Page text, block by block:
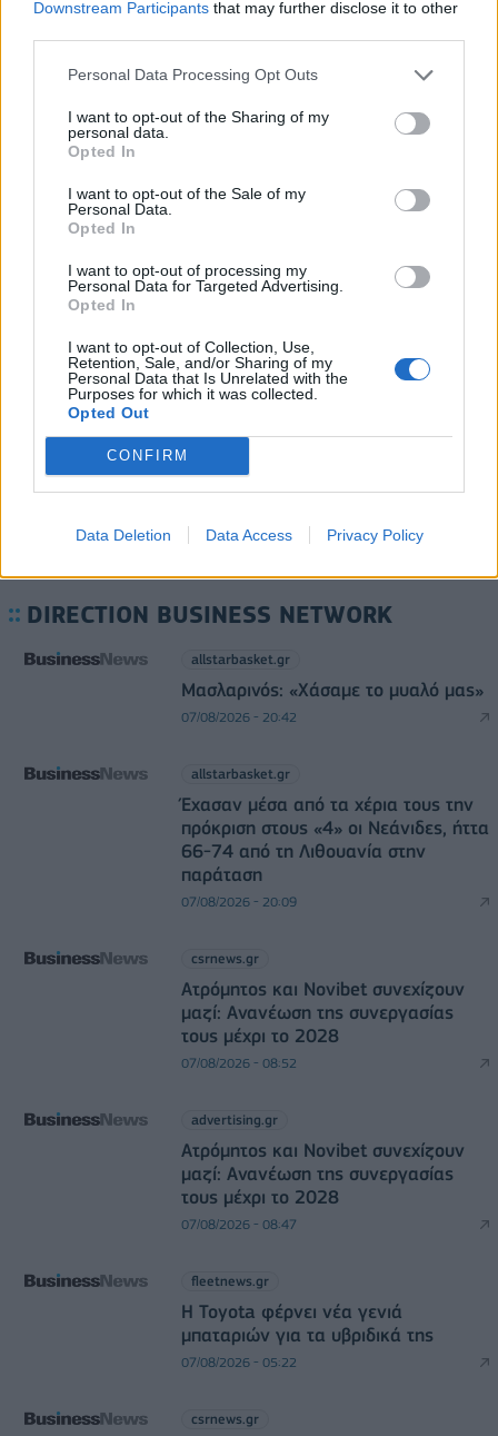
Downstream Participants that may further disclose it to other
Personal Data Processing Opt Outs
I want to opt-out of the Sharing of my
personal data.
Opted In
I want to opt-out of the Sale of my
Personal Data.
Opted In
I want to opt-out of processing my
Personal Data for Targeted Advertising.
Opted In
I want to opt-out of Collection, Use,
Retention, Sale, and/or Sharing of my
Personal Data that Is Unrelated with the
Purposes for which it was collected.
Opted Out
CONFIRM
Data Deletion Data Access Privacy Policy
Ανανέωση της συνεργασίας τους μέχρι το 2028
07/08/2026 - 11:50 ΑΘΛΗΤΙΣΜΟΣ
Χρηματιστήριο: Στις 2.618,95 μονάδες ο Γενικός
07/08/2026 - 13:07 ΟΙΚΟΝΟΜΙΑ
των Ευρωπαίων ταξιδιωτών
07/08/2026 - 10:56
Υψηλός κίνδυνος πυρκαγιάς σήμερα σε Αττική,
Κρήτη, Πελοπόννησο, Εύβοια και νησιά του Αιγαίου
Χρηματιστήριο: Στις 2.623,19 μονάδες ο Γενικός
Δείκτης Τιμών, με άνοδο 0,57%
07/08/2026 - 15:21
DIRECTION BUSINESS NETWORK
allstarbasket.gr
Μασλαρινός: «Χάσαμε το μυαλό μας»
07/08/2026 - 20:42
allstarbasket.gr
Έχασαν μέσα από τα χέρια τους την
πρόκριση στους «4» οι Νεάνιδες, ήττα
66-74 από τη Λιθουανία στην
παράταση
07/08/2026 - 20:09
csrnews.gr
Ατρόμητος και Novibet συνεχίζουν
μαζί: Ανανέωση της συνεργασίας
τους μέχρι το 2028
07/08/2026 - 08:52
advertising.gr
Ατρόμητος και Novibet συνεχίζουν
μαζί: Ανανέωση της συνεργασίας
τους μέχρι το 2028
07/08/2026 - 08:47
fleetnews.gr
Η Toyota φέρνει νέα γενιά
μπαταριών για τα υβριδικά της
07/08/2026 - 05:22
csrnews.gr